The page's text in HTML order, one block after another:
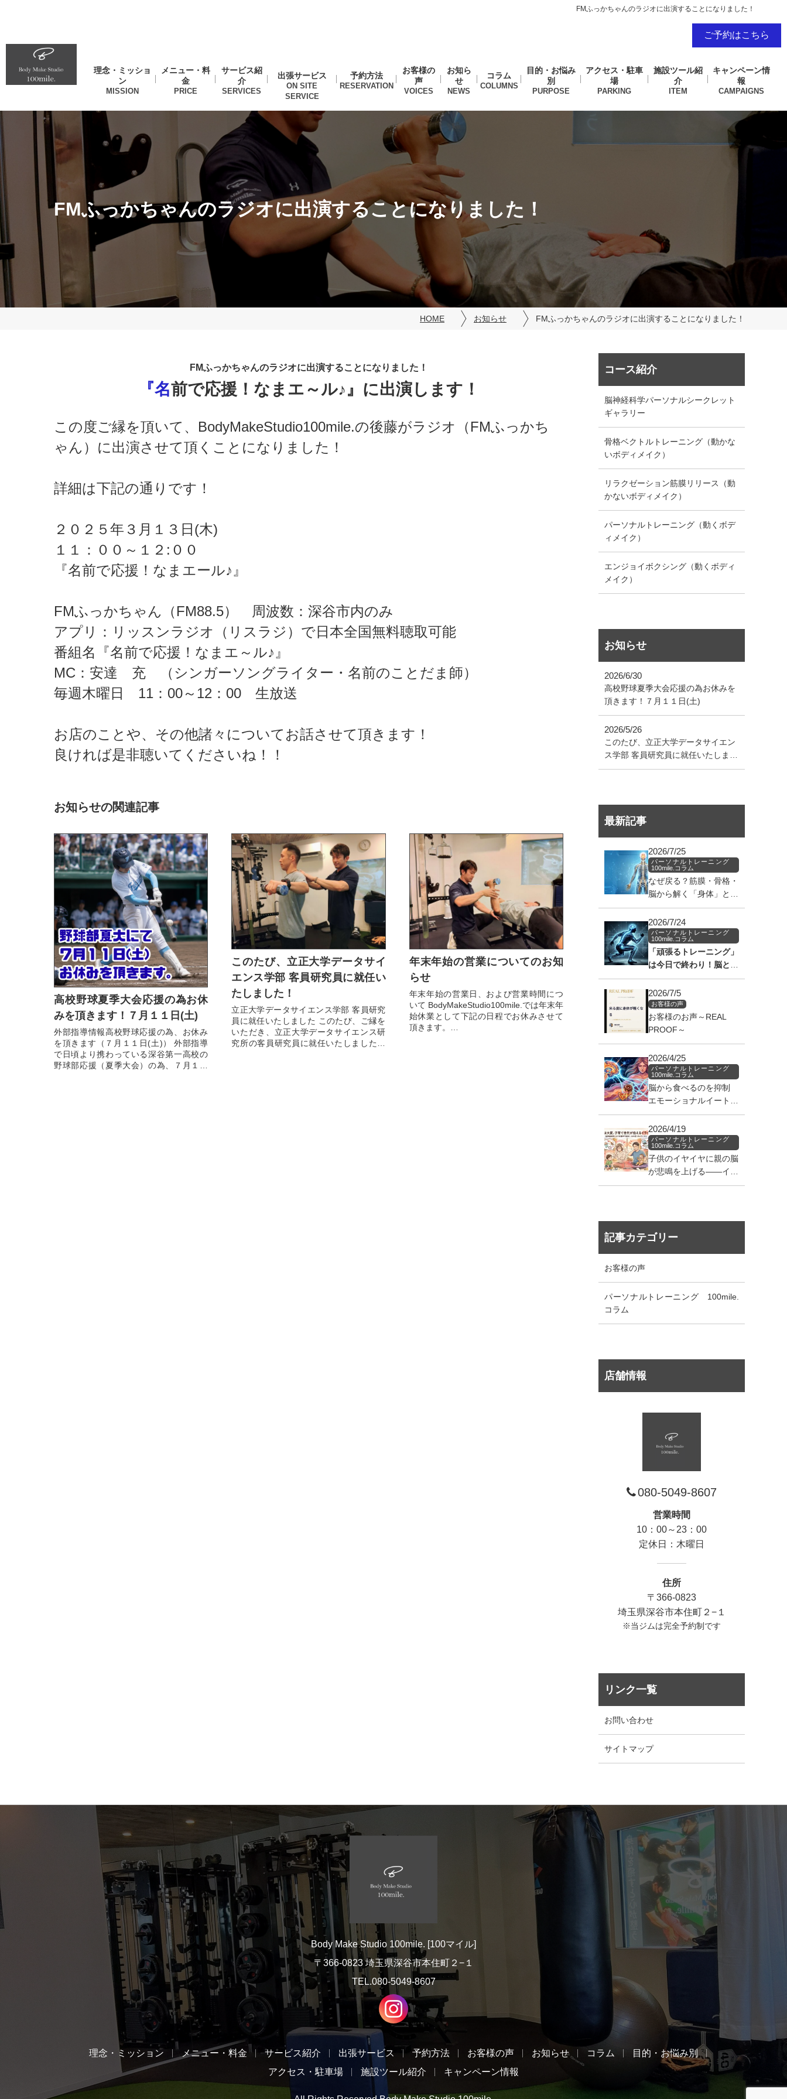
FMふっかちゃんのラジオに出演することになりました！
理念・ミッショ
ン
メニュー・料
金
サービス紹
介
出張サービス 予約方法
お客様の
声
お知ら
せ
コラム
目的・お悩み
別
アクセス・駐車
場
施設ツール紹
介
キャンペーン情
報
ご予約はこちら
FMふっかちゃんのラジオに出演することになりました！
HOME お知らせ FMふっかちゃんのラジオに出演することになりました！
FMふっかちゃんのラジオに出演することになりました！
『名前で応援！なまエ～ル♪』に出演します！
この度ご縁を頂いて、BodyMakeStudio100mile.の後藤がラジオ（FMふっかち
ゃん）に出演させて頂くことになりました！
詳細は下記の通りです！
２０２５年３月１３日(木)
１１：００～１２:００
『名前で応援！なまエール♪』
FMふっかちゃん（FM88.5） 周波数：深谷市内のみ
アプリ：リッスンラジオ（リスラジ）で日本全国無料聴取可能
番組名『名前で応援！なまエ～ル♪』
MC：安達 充 （シンガーソングライター・名前のことだま師）
毎週木曜日 11：00～12：00 生放送
お店のことや、その他諸々についてお話させて頂きます！
良ければ是非聴いてくださいね！！
お知らせの関連記事
高校野球夏季大会応援の為お休
みを頂きます！７月１１日(土)
外部指導情報高校野球応援の為、お休み
を頂きます（７月１１日(土)） 外部指導
で日頃より携わっている深谷第一高校の
野球部応援（夏季大会）の為、７月１１
このたび、立正大学データサイ
エンス学部 客員研究員に就任い
たしました！
立正大学データサイエンス学部 客員研究
員に就任いたしました このたび、ご縁を
いただき、立正大学データサイエンス研
究所の客員研究員に就任いたしましたこ
年末年始の営業についてのお知
らせ
年末年始の営業日、および営業時間につ
いて BodyMakeStudio100mile.では年末年
始休業として下記の日程でお休みさせて
頂きます。
コース紹介
脳神経科学パーソナルシークレット
ギャラリー
骨格ベクトルトレーニング（動かな
いボディメイク）
リラクゼーション筋膜リリース（動
かないボディメイク）
パーソナルトレーニング（動くボデ
ィメイク）
エンジョイボクシング（動くボディ
メイク）
お知らせ
2026/6/30
高校野球夏季大会応援の為お休みを
頂きます！７月１１日(土)
2026/5/26
このたび、立正大学データサイエン
ス学部 客員研究員に就任いたしまし
た！
最新記事
2026/7/25
パーソナルトレーニング
100mile.コラム
なぜ戻る？筋膜・骨格・
脳から解く「身体」と
「筋肉」のバグ
2026/7/24
パーソナルトレーニング
100mile.コラム
「頑張るトレーニング」
は今日で終わり！脳と筋
肉の通信ラインを繋ぎ、
身体を覚醒させる神経科
学のアプローチ
2026/7/5
お客様の声
お客様のお声～REAL
PROOF～
2026/4/25
パーソナルトレーニング
100mile.コラム
脳から食べるのを抑制
エモーショナルイートを
止めろ！！
2026/4/19
パーソナルトレーニング
100mile.コラム
子供のイヤイヤに親の脳
が悲鳴を上げる——イラ
イラの正体を知る処方箋
記事カテゴリー
お客様の声
パーソナルトレーニング 100mile.
コラム
店舗情報
080-5049-8607
営業時間
10：00～23：00
定休日：木曜日
住所
〒366-0823
埼玉県深谷市本住町２−１
※当ジムは完全予約制です
リンク一覧
お問い合わせ
サイトマップ
Body Make Studio 100mile. [100マイル]
〒366-0823 埼玉県深谷市本住町２−１
TEL.080-5049-8607
理念・ミッション メニュー・料金 サービス紹介 出張サービス 予約方法 お客様の声 お知らせ コラム
目的・お悩み別
アクセス・駐車場
施設ツール紹介 キャンペーン情報